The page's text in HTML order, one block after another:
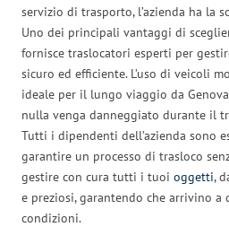
servizio di trasporto, l’azienda ha la
Uno dei principali vantaggi di
fornisce traslocatori esperti per
sicuro ed efficiente. L’uso di veicoli
ideale per il lungo viaggio da
nulla venga danneggiato durante il
Tutti i dipendenti dell’azienda sono
garantire un processo di trasloco
gestire con cura tutti i tuoi oggetti,
e preziosi, garantendo che arrivino
condizioni.